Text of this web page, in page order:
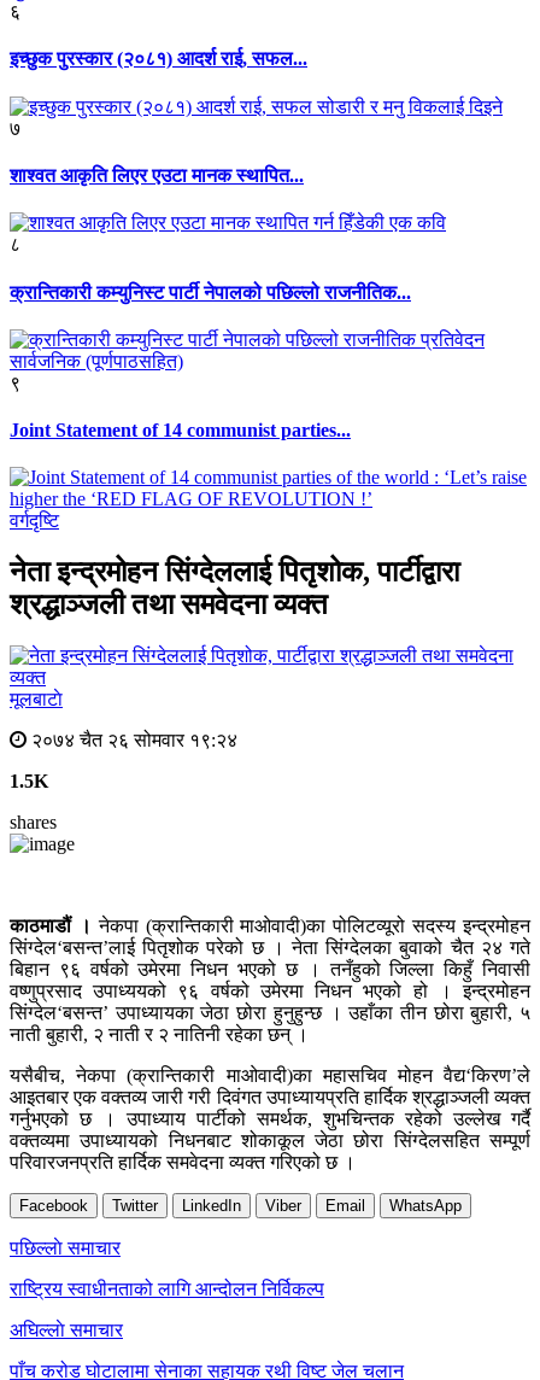
६
इच्छुक पुरस्कार (२०८१) आदर्श राई, सफल...
७
शाश्वत आकृति लिएर एउटा मानक स्थापित...
८
क्रान्तिकारी कम्युनिस्ट पार्टी नेपालको पछिल्लो राजनीतिक...
९
Joint Statement of 14 communist parties...
वर्गदृष्टि
नेता इन्द्रमोहन सिंग्देललाई पितृशोक, पार्टीद्वारा
श्रद्धाञ्जली तथा समवेदना व्यक्त
मूलबाटाे
२०७४ चैत २६ सोमवार १९:२४
1.5K
shares
काठमाडौं । नेकपा (क्रान्तिकारी माओवादी)का पोलिटव्यूरो सदस्य इन्द्रमोहन
सिंग्देल‘बसन्त’लाई पितृशोक परेको छ । नेता सिंग्देलका बुवाको चैत २४ गते
बिहान ९६ वर्षको उमेरमा निधन भएको छ । तनँहुको जिल्ला किहुँ निवासी
वष्णुप्रसाद उपाध्ययको ९६ वर्षको उमेरमा निधन भएको हो । इन्द्रमोहन
सिंग्देल‘बसन्त’ उपाध्यायका जेठा छोरा हुनुहुन्छ । उहाँका तीन छोरा बुहारी, ५
नाती बुहारी, २ नाती र २ नातिनी रहेका छन् ।
यसैबीच, नेकपा (क्रान्तिकारी माओवादी)का महासचिव मोहन वैद्य‘किरण’ले
आइतबार एक वक्तव्य जारी गरी दिवंगत उपाध्यायप्रति हार्दिक श्रद्धाञ्जली व्यक्त
गर्नुभएको छ । उपाध्याय पार्टीको समर्थक, शुभचिन्तक रहेको उल्लेख गर्दै
वक्तव्यमा उपाध्यायको निधनबाट शोकाकूल जेठा छोरा सिंग्देलसहित सम्पूर्ण
परिवारजनप्रति हार्दिक समवेदना व्यक्त गरिएको छ ।
Facebook Twitter LinkedIn Viber Email WhatsApp
Post
navigation
पछिल्लाे समाचार
राष्ट्रिय स्वाधीनताको लागि आन्दोलन निर्विकल्प
अघिल्लाे समाचार
पाँच करोड घोटालामा सेनाका सहायक रथी विष्ट जेल चलान